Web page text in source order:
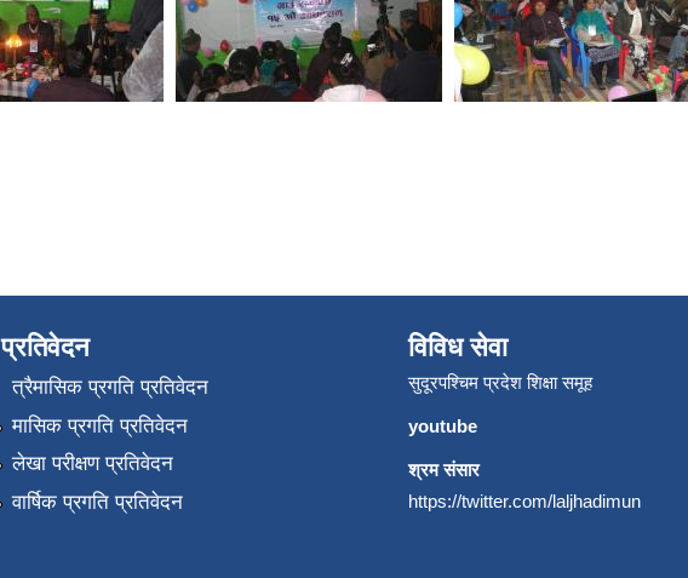
प्रतिवेदन
त्रैमासिक प्रगति प्रतिवेदन
मासिक प्रगति प्रतिवेदन
लेखा परीक्षण प्रतिवेदन
वार्षिक प्रगति प्रतिवेदन
विविध सेवा
सुदूरपश्चिम प्रदेश शिक्षा समूह
youtube
श्रम संसार
https://twitter.com/laljhadimun